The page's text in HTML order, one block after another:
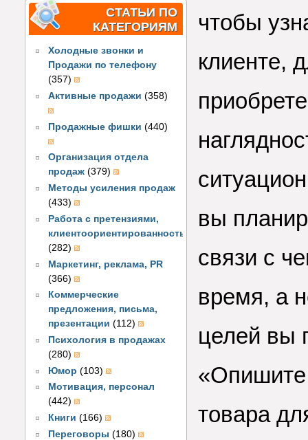
СТАТЬИ ПО
КАТЕГОРИЯМ
Холодные звонки и
Продажи по телефону
(357)
Активные продажи (358)
Продажные фишки (440)
Организация отдела
продаж (379)
Методы усиления продаж
(433)
Работа с претензиями,
клиентоориентированность
(282)
Маркетинг, реклама, PR
(366)
Коммерческие
предложения, письма,
презентации (112)
Психология в продажах
(280)
Юмор (103)
Мотивация, персонал
(442)
Книги (166)
Переговоры (180)
чтобы
клиенте,
вы
связи с
время, а
целей вы
товара